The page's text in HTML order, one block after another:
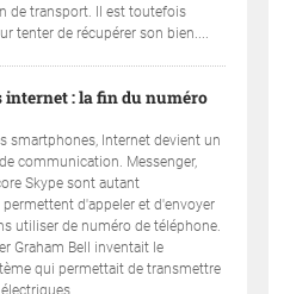
de transport. Il est toutefois
tenter de récupérer son bien....
internet : la fin du numéro
smartphones, Internet devient un
communication. Messenger,
Skype sont autant
d'appeler et d'envoyer
utiliser de numéro de téléphone.
Graham Bell inventait le
qui permettait de transmettre